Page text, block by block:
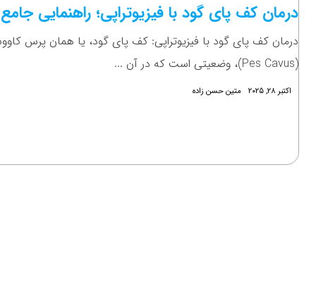
درمان کف پای گود با فیزیوتراپی؛ راهنمایی جامع
درمان کف پای گود با فیزیوتراپی: کف پای گود، یا همان پرس
(Pes Cavus)، وضعیتی است که در آن ...
اکتبر ۲۸, ۲۰۲۵ متین حسن زاده